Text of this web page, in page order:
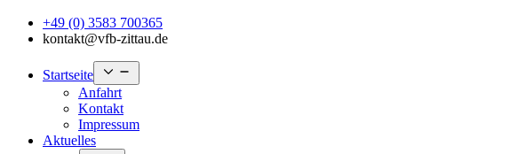
+49 (0) 3583 700365
kontakt@vfb-zittau.de
Startseite
menu
Anfahrt
Kontakt
Impressum
Aktuelles